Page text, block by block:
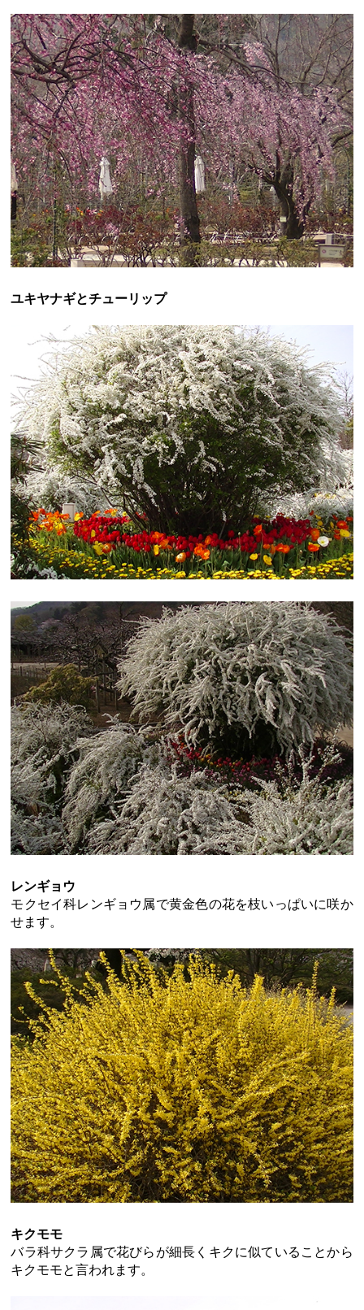
ユキヤナギとチューリップ
レンギョウ
モクセイ科レンギョウ属で黄金色の花を枝いっぱいに咲か
せます。
キクモモ
バラ科サクラ属で花びらが細長くキクに似ていることから
キクモモと言われます。